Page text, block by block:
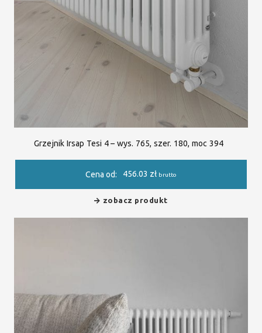
Grzejnik Irsap Tesi 4 – wys. 765, szer. 180, moc 394
Cena od: 456.03 zł brutto
zobacz produkt